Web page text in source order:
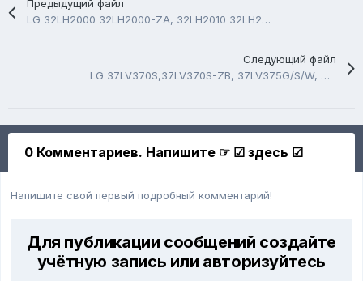
Предыдущий файл
LG 32LH2000 32LH2000-ZA, 32LH2010 32LH2010-ZB
Следующий файл
LG 37LV370S,37LV370S-ZB, 37LV375G/S/W, 37LV375G/S/W-ZC
0 Комментариев. Напишите ☞ ☑ здесь ☑
Напишите свой первый подробный комментарий!
Для публикации сообщений создайте
учётную запись или авторизуйтесь